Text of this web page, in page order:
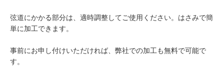
弦道にかかる部分は、適時調整してご使用ください。はさみで簡
単に加工できます。
事前にお申し付けいただければ、弊社での加工も無料で可能で
す。